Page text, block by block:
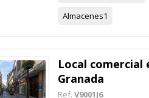
Almacenes1
Local comercial
Granada
Ref. V9001J6